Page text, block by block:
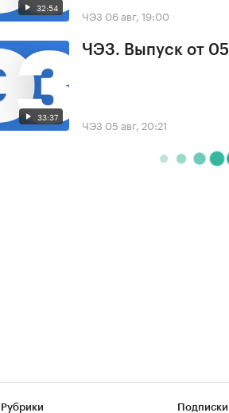
32:54 ЧЭЗ 06 авг, 19:00
33:37
ЧЭЗ. Выпуск от
ЧЭЗ 05 авг, 20:21
Рубрики Подписки